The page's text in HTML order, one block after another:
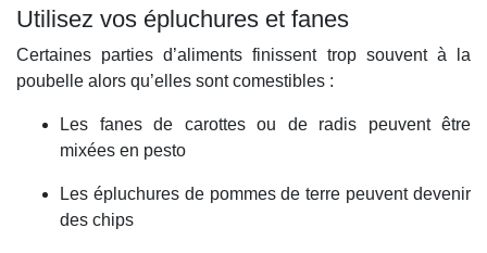
Utilisez vos épluchures et fanes
Certaines parties d’aliments finissent trop souvent à la
poubelle alors qu’elles sont comestibles :
Les fanes de carottes ou de radis peuvent être
mixées en pesto
Les épluchures de pommes de terre peuvent devenir
des chips